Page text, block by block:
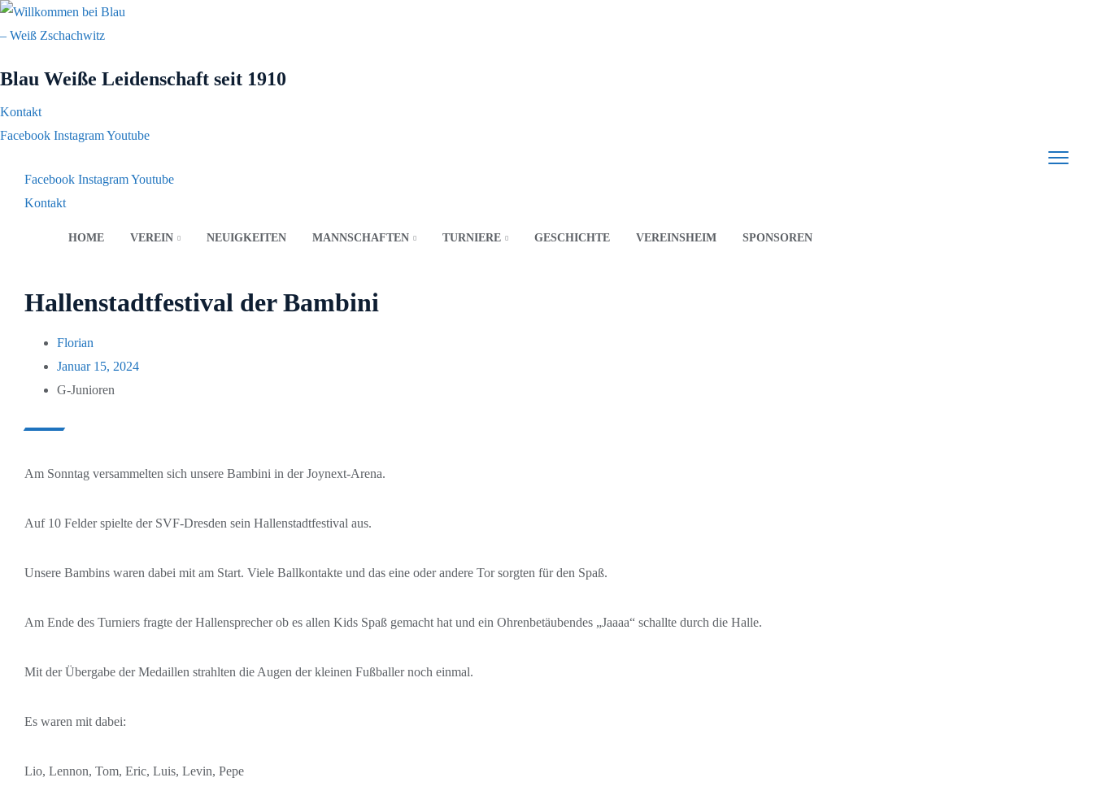
Blau Weiße Leidenschaft seit 1910
Kontakt
Facebook InstagramYoutube
Facebook InstagramYoutube
Kontakt
HOME VEREIN NEUIGKEITEN MANNSCHAFTEN TURNIERE GESCHICHTE VEREINSHEIM SPONSOREN
Hallenstadtfestival der Bambini
Florian
Januar 15, 2024
G-Junioren
Am Sonntag versammelten sich unsere Bambini in der Joynext-Arena.
Auf 10 Felder spielte der SVF-Dresden sein Hallenstadtfestival aus.
Unsere Bambins waren dabei mit am Start. Viele Ballkontakte und das eine oder andere Tor sorgten für den Spaß.
Am Ende des Turniers fragte der Hallensprecher ob es allen Kids Spaß gemacht hat und ein Ohrenbetäubendes „Jaaaa“ schallte durch die Halle.
Mit der Übergabe der Medaillen strahlten die Augen der kleinen Fußballer noch einmal.
Es waren mit dabei:
Lio, Lennon, Tom, Eric, Luis, Levin, Pepe